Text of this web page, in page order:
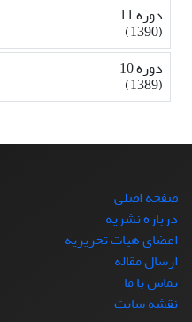
دوره 11
(1390)
دوره 10
(1389)
صفحه اصلی
درباره نشریه
اعضای هیات تحریریه
ارسال مقاله
تماس با ما
نقشه سایت